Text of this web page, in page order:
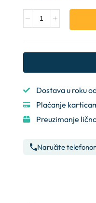
Alternative:
Dostava u roku
Plaćanje
Preuzimanje
Naručite